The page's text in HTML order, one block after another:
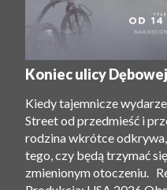
Koniec ulicy Dębowej
Kiedy tajemnicze
Street od przedmieść i
rodzina wkrótce
tego, czy będą trzymać
zmienionym otoczeniu.